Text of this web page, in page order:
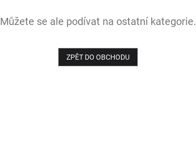
Můžete se ale podívat na ostatní kategorie.
ZPĚT DO OBCHODU